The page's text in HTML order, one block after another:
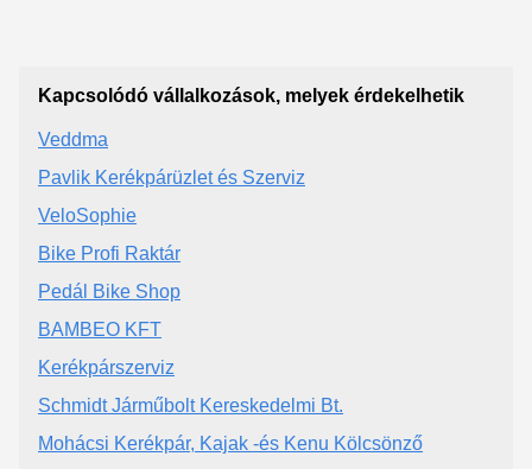
Kapcsolódó vállalkozások, melyek érdekelhetik
Veddma
Pavlik Kerékpárüzlet és Szerviz
VeloSophie
Bike Profi Raktár
Pedál Bike Shop
BAMBEO KFT
Kerékpárszerviz
Schmidt Járműbolt Kereskedelmi Bt.
Mohácsi Kerékpár, Kajak -és Kenu Kölcsönző